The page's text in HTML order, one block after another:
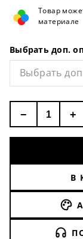
Товар
материале
Выбрать доп.
Выбрать
− +
В